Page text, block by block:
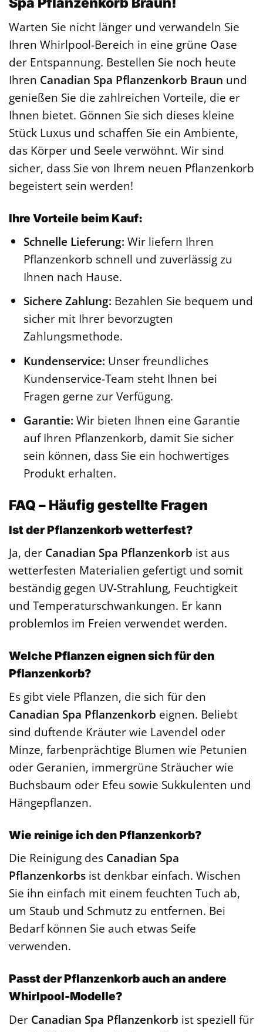
Warten Sie nicht länger und verwandeln Sie
Ihren Whirlpool-Bereich in eine grüne Oase
der Entspannung. Bestellen Sie noch heute
Ihren Canadian Spa Pflanzenkorb Braun und
genießen Sie die zahlreichen Vorteile, die er
Ihnen bietet. Gönnen Sie sich dieses kleine
Stück Luxus und schaffen Sie ein Ambiente,
das Körper und Seele verwöhnt. Wir sind
sicher, dass Sie von Ihrem neuen Pflanzenkorb
begeistert sein werden!
Ihre Vorteile beim Kauf:
Schnelle Lieferung: Wir liefern Ihren
Pflanzenkorb schnell und zuverlässig zu
Ihnen nach Hause.
Sichere Zahlung: Bezahlen Sie bequem und
sicher mit Ihrer bevorzugten
Zahlungsmethode.
Kundenservice: Unser freundliches
Kundenservice-Team steht Ihnen bei
Fragen gerne zur Verfügung.
Garantie: Wir bieten Ihnen eine Garantie
auf Ihren Pflanzenkorb, damit Sie sicher
sein können, dass Sie ein hochwertiges
Produkt erhalten.
FAQ – Häufig gestellte Fragen
Ist der Pflanzenkorb wetterfest?
Ja, der Canadian Spa Pflanzenkorb ist aus
wetterfesten Materialien gefertigt und somit
beständig gegen UV-Strahlung, Feuchtigkeit
und Temperaturschwankungen. Er kann
problemlos im Freien verwendet werden.
Welche Pflanzen eignen sich für den
Pflanzenkorb?
Es gibt viele Pflanzen, die sich für den
Canadian Spa Pflanzenkorb eignen. Beliebt
sind duftende Kräuter wie Lavendel oder
Minze, farbenprächtige Blumen wie Petunien
oder Geranien, immergrüne Sträucher wie
Buchsbaum oder Efeu sowie Sukkulenten und
Hängepflanzen.
Wie reinige ich den Pflanzenkorb?
Die Reinigung des Canadian Spa
Pflanzenkorbs ist denkbar einfach. Wischen
Sie ihn einfach mit einem feuchten Tuch ab,
um Staub und Schmutz zu entfernen. Bei
Bedarf können Sie auch etwas Seife
verwenden.
Passt der Pflanzenkorb auch an andere
Whirlpool-Modelle?
Der Canadian Spa Pflanzenkorb ist speziell für